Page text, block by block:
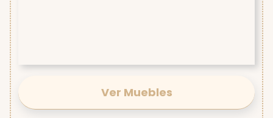
Ver Muebles